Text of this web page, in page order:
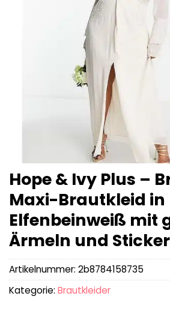
Hope & Ivy Plus –
Maxi-Brautkleid in
Elfenbeinweiß mit
Ärmeln und
Artikelnummer: 2b8784158735
Kategorie: Brautkleider